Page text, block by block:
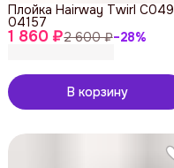
1 860 ₽2 600 ₽−28%
Плойка Hairway Twirl C049
04157
В корзину